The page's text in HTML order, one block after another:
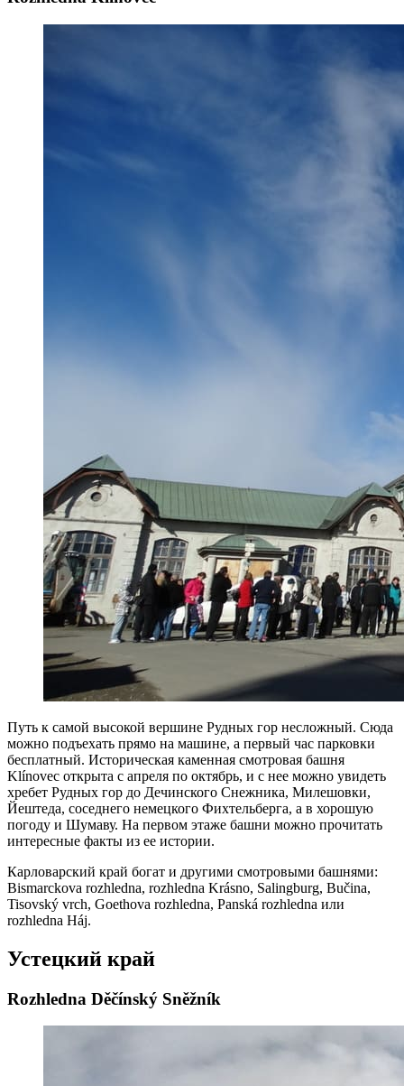
Путь к самой высокой вершине Рудных гор несложный. Сюда
можно подъехать прямо на машине, а первый час парковки
бесплатный. Историческая каменная смотровая башня
Klínovec открыта с апреля по октябрь, и с нее можно увидеть
хребет Рудных гор до Дечинского Снежника, Милешовки,
Йештеда, соседнего немецкого Фихтельберга, а в хорошую
погоду и Шумаву. На первом этаже башни можно прочитать
интересные факты из ее истории.
Карловарский край богат и другими смотровыми башнями:
Bismarckova rozhledna, rozhledna Krásno, Salingburg, Bučina,
Tisovský vrch, Goethova rozhledna, Panská rozhledna или
rozhledna Háj.
Устецкий край
Rozhledna Děčínský Sněžník